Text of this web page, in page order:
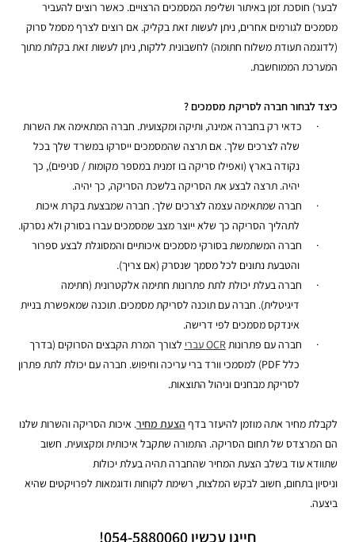
לבער) חוסכת זמן באיתור ושליפת המסמכים הרצויים. כאשר רוצים להעביר
מסמכים לגורמים אחרים, ניתן לעשות זאת בקליק. אם רוצים לצרף מסמל סרוק
(לדוגמה תעודת משלוח חתומה) לחשבונית ללקוח, ניתן לעשות זאת בקלות מתוך
המערכת הממוחשבת.
כיצד לבחור חברה לסריקת מסמכים?
·
כדאי רק בחברה אמינה, ותיקה ומקצועית. חברה המתאימה את השרות
שלה לצרכים שלך. אם תרצה שהמסמכים ייסרקו במשרד שלך בכל
נקודה בארץ (ואפילו סריקה בו זמנית במספר מקומות / סניפים), כך
יהיה. תרצה לבצע את הסריקה בלשכת הסריקה, כך יהיה.
·
חברה שמתאימה עצמה לצרכים שלך. חברה שמבצעת בקרת איכות
לתהליך הסריקה כך שלא ייוצר מצב שמסמכים עברו בסורק ולא נסרקו.
·
חברה המשתמשת בסורקי מסמכים איכותיים והמסוגלת לבצע ספרור
והטבעת נתונים לכל מסמך שנסרק (אם צריך).
·
חברה בעלת יכולת לתת פתרונות חתימה אלקטרונית (חתימה
דיגיטלית). חברה עם תוכנה לסריקת מסמכים. תוכנה שמאפשרת בניית
אינדקס מסמכים לפי דרישה.
·
חברה עם פתרונותOCR עברי
לצורך המרת הקבצים הסרוקים (בדרך
כלל PDF) למסמכי וורד ברי עריכה וחיפוש. חברה עם יכולת לתת פתרון
לסריקת מבחנים וניהול התוצאות.
לקבלת מחיר אתה מוזמן להיעזר בדף הצעת מחיר. איכות הסריקה והשרות שלנו
הם המרצדס של תחום הסריקה. התמורה שתקבל איכותית ומקצועית. חשוב
שתוודא עוד בשלב הצעת המחיר שהחברה תהיה בעלת יכולות
וניסיון בתחום, חשוב לבקש המלצות, רשימת לקוחות ודוגמאות לפרויקטים שהיא
ביצעה.
חייגו עכשיו 054-5880060!